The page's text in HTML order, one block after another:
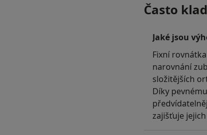
Často
Jaké jsou
Fixní
narovnání
složitějších
Díky
zajišťuje